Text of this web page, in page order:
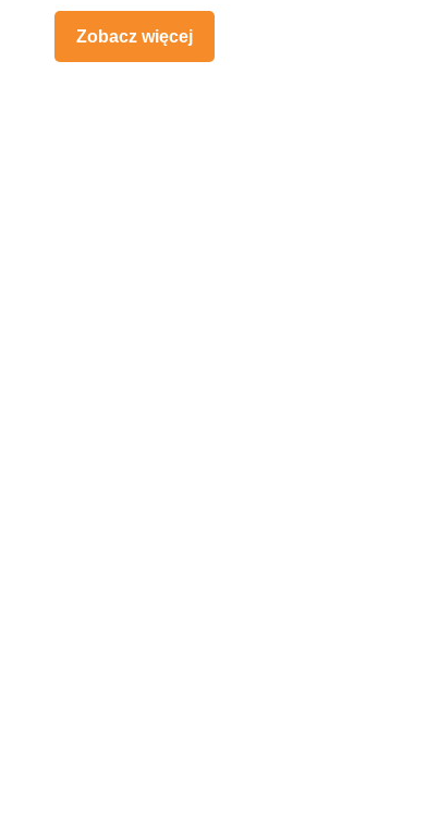
Zobacz więcej